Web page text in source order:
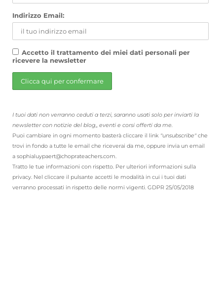
Indirizzo Email:
Accetto il trattamento dei miei dati personali per
ricevere la newsletter
I tuoi dati non verranno ceduti a terzi, saranno usati solo per inviarti la
newsletter con notizie del blog,, eventi e corsi offerti da me.
Puoi cambiare in ogni momento basterà cliccare il link "unsubscribe"che
trovi in fondo a tutte le email che riceverai da me, oppure invia un email
a sophialuypaert@choprateachers.com.
Tratto le tue informazioni con rispetto. Per ulteriori informazioni sulla
privacy. Nel cliccare il pulsante accetti le modalità in cui i tuoi dati
verranno processati in rispetto delle normi vigenti. GDPR 25/05/2018